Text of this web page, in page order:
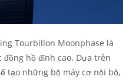
Tourbillon Moonphase là
hồ đỉnh cao. Dựa trên
tạo những bộ máy cơ nội bộ,